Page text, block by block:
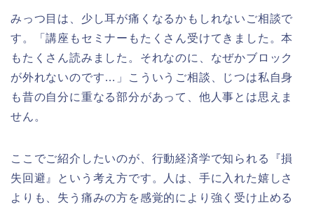
みっつ目は、少し耳が痛くなるかもしれないご相談で
す。「講座もセミナーもたくさん受けてきました。本
もたくさん読みました。それなのに、なぜかブロック
が外れないのです…」こういうご相談、じつは私自身
も昔の自分に重なる部分があって、他人事とは思えま
せん。
ここでご紹介したいのが、行動経済学で知られる『損
失回避』という考え方です。人は、手に入れた嬉しさ
よりも、失う痛みの方を感覚的により強く受け止める